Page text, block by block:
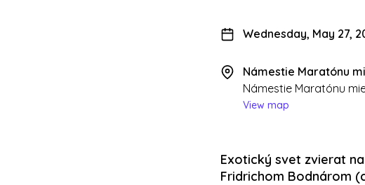
Wednesday, May 27,
Námestie Maratónu
Námestie Maratónu
View map
Exotický svet zvierat
Fridrichom Bodnárom